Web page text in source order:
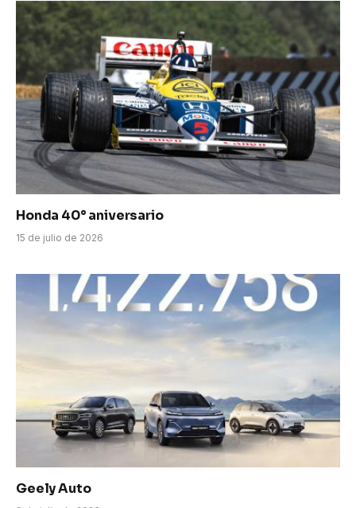
Honda 40° aniversario
15 de julio de 2026
Geely Auto